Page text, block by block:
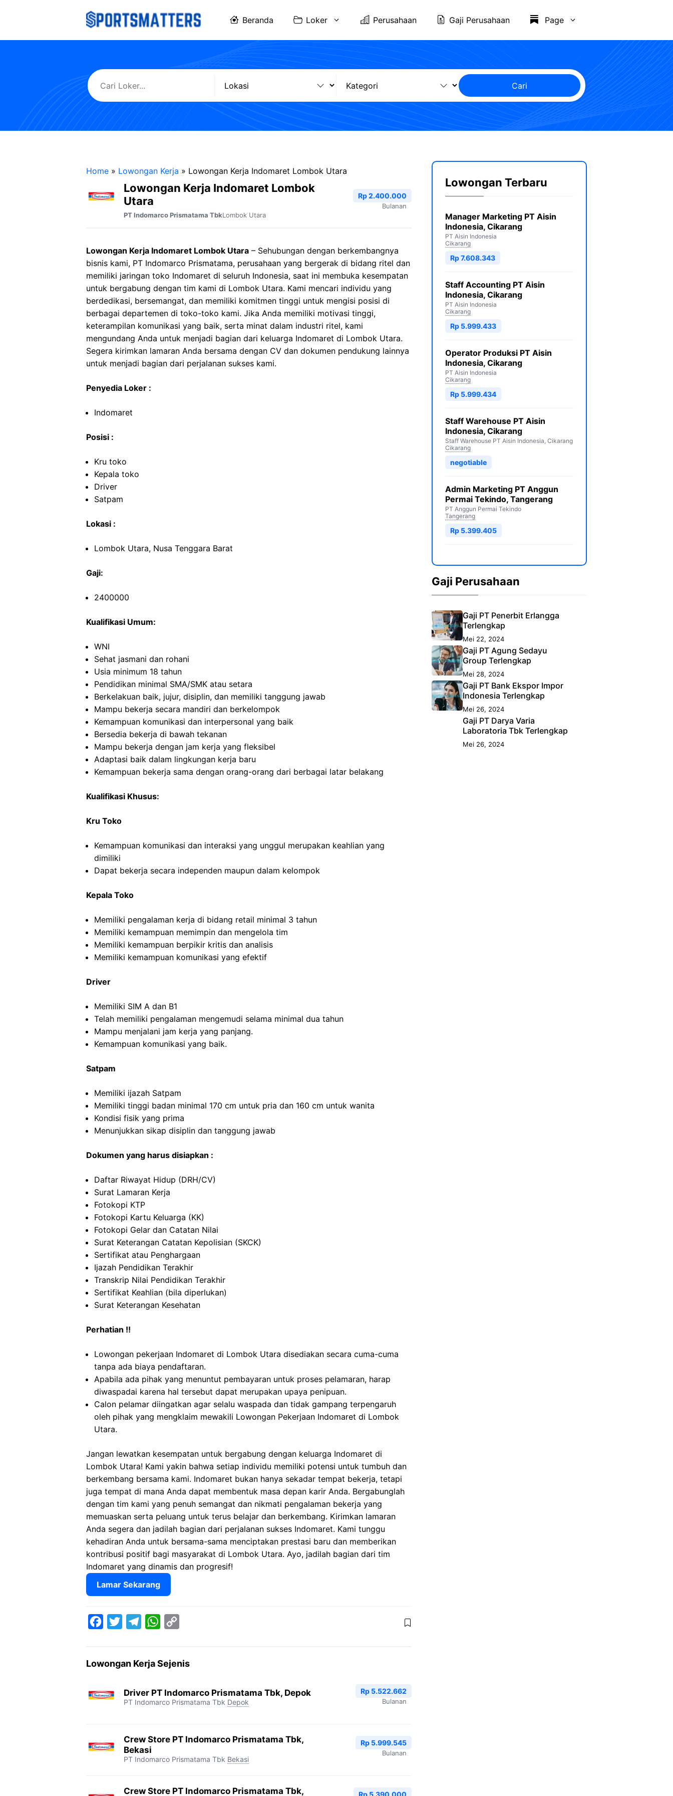
Beranda Loker Perusahaan Gaji Perusahaan Page
Cari
Home » Lowongan Kerja » Lowongan Kerja Indomaret Lombok Utara
Lowongan Kerja Indomaret Lombok
Utara
PT Indomarco Prismatama TbkLombok Utara
Rp 2.400.000
Bulanan
Lowongan Kerja Indomaret Lombok Utara – Sehubungan dengan berkembangnya
bisnis kami, PT Indomarco Prismatama, perusahaan yang bergerak di bidang ritel dan
memiliki jaringan toko Indomaret di seluruh Indonesia, saat ini membuka kesempatan
untuk bergabung dengan tim kami di Lombok Utara. Kami mencari individu yang
berdedikasi, bersemangat, dan memiliki komitmen tinggi untuk mengisi posisi di
berbagai departemen di toko-toko kami. Jika Anda memiliki motivasi tinggi,
keterampilan komunikasi yang baik, serta minat dalam industri ritel, kami
mengundang Anda untuk menjadi bagian dari keluarga Indomaret di Lombok Utara.
Segera kirimkan lamaran Anda bersama dengan CV dan dokumen pendukung lainnya
untuk menjadi bagian dari perjalanan sukses kami.
Penyedia Loker :
Indomaret
Posisi :
Kru toko
Kepala toko
Driver
Satpam
Lokasi :
Lombok Utara, Nusa Tenggara Barat
Gaji:
2400000
Kualifikasi Umum:
WNI
Sehat jasmani dan rohani
Usia minimum 18 tahun
Pendidikan minimal SMA/SMK atau setara
Berkelakuan baik, jujur, disiplin, dan memiliki tanggung jawab
Mampu bekerja secara mandiri dan berkelompok
Kemampuan komunikasi dan interpersonal yang baik
Bersedia bekerja di bawah tekanan
Mampu bekerja dengan jam kerja yang fleksibel
Adaptasi baik dalam lingkungan kerja baru
Kemampuan bekerja sama dengan orang-orang dari berbagai latar belakang
Kualifikasi Khusus:
Kru Toko
Kemampuan komunikasi dan interaksi yang unggul merupakan keahlian yang
dimiliki
Dapat bekerja secara independen maupun dalam kelompok
Kepala Toko
Memiliki pengalaman kerja di bidang retail minimal 3 tahun
Memiliki kemampuan memimpin dan mengelola tim
Memiliki kemampuan berpikir kritis dan analisis
Memiliki kemampuan komunikasi yang efektif
Driver
Memiliki SIM A dan B1
Telah memiliki pengalaman mengemudi selama minimal dua tahun
Mampu menjalani jam kerja yang panjang.
Kemampuan komunikasi yang baik.
Satpam
Memiliki ijazah Satpam
Memiliki tinggi badan minimal 170 cm untuk pria dan 160 cm untuk wanita
Kondisi fisik yang prima
Menunjukkan sikap disiplin dan tanggung jawab
Dokumen yang harus disiapkan :
Daftar Riwayat Hidup (DRH/CV)
Surat Lamaran Kerja
Fotokopi KTP
Fotokopi Kartu Keluarga (KK)
Fotokopi Gelar dan Catatan Nilai
Surat Keterangan Catatan Kepolisian (SKCK)
Sertifikat atau Penghargaan
Ijazah Pendidikan Terakhir
Transkrip Nilai Pendidikan Terakhir
Sertifikat Keahlian (bila diperlukan)
Surat Keterangan Kesehatan
Perhatian !!
Lowongan pekerjaan Indomaret di Lombok Utara disediakan secara cuma-cuma
tanpa ada biaya pendaftaran.
Apabila ada pihak yang menuntut pembayaran untuk proses pelamaran, harap
diwaspadai karena hal tersebut dapat merupakan upaya penipuan.
Calon pelamar diingatkan agar selalu waspada dan tidak gampang terpengaruh
oleh pihak yang mengklaim mewakili Lowongan Pekerjaan Indomaret di Lombok
Utara.
Jangan lewatkan kesempatan untuk bergabung dengan keluarga Indomaret di
Lombok Utara! Kami yakin bahwa setiap individu memiliki potensi untuk tumbuh dan
berkembang bersama kami. Indomaret bukan hanya sekadar tempat bekerja, tetapi
juga tempat di mana Anda dapat membentuk masa depan karir Anda. Bergabunglah
dengan tim kami yang penuh semangat dan nikmati pengalaman bekerja yang
memuaskan serta peluang untuk terus belajar dan berkembang. Kirimkan lamaran
Anda segera dan jadilah bagian dari perjalanan sukses Indomaret. Kami tunggu
kehadiran Anda untuk bersama-sama menciptakan prestasi baru dan memberikan
kontribusi positif bagi masyarakat di Lombok Utara. Ayo, jadilah bagian dari tim
Indomaret yang dinamis dan progresif!
Lamar Sekarang
e
o
t
e
e
r
W
t
A
y
i
Lowongan Kerja Sejenis
Driver PT Indomarco Prismatama Tbk, Depok
PT Indomarco Prismatama Tbk Depok
Rp 5.522.662
Bulanan
Crew Store PT Indomarco Prismatama Tbk,
Bekasi
PT Indomarco Prismatama Tbk Bekasi
Rp 5.999.545
Bulanan
Crew Store PT Indomarco Prismatama Tbk, Rp 5.390.000
Lowongan Terbaru
Manager Marketing PT Aisin
Indonesia, Cikarang
PT Aisin Indonesia
Cikarang
Rp 7.608.343
Staff Accounting PT Aisin
Indonesia, Cikarang
PT Aisin Indonesia
Cikarang
Rp 5.999.433
Operator Produksi PT Aisin
Indonesia, Cikarang
PT Aisin Indonesia
Cikarang
Rp 5.999.434
Staff Warehouse PT Aisin
Indonesia, Cikarang
Staff Warehouse PT Aisin Indonesia, Cikarang
Cikarang
negotiable
Admin Marketing PT Anggun
Permai Tekindo, Tangerang
PT Anggun Permai Tekindo
Tangerang
Rp 5.399.405
Gaji Perusahaan
Gaji PT Penerbit Erlangga
Terlengkap
Mei 22, 2024
Gaji PT Agung Sedayu
Group Terlengkap
Mei 28, 2024
Gaji PT Bank Ekspor Impor
Indonesia Terlengkap
Mei 26, 2024
Gaji PT Darya Varia
Laboratoria Tbk Terlengkap
Mei 26, 2024